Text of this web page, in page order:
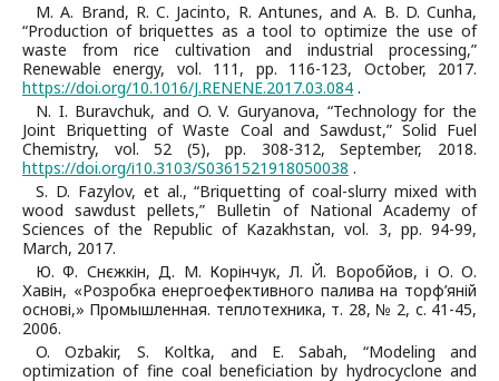
M. A. Brand, R. C. Jacinto, R. Antunes, and A. B. D. Cunha,
“Production of briquettes as a tool to optimize the use of
waste from rice cultivation and industrial processing,”
Renewable energy, vol. 111, pp. 116-123, October, 2017.
https://doi.org/10.1016/J.RENENE.2017.03.084 .
N. I. Buravchuk, and O. V. Guryanova, “Technology for the
Joint Briquetting of Waste Coal and Sawdust,” Solid Fuel
Chemistry, vol. 52 (5), pp. 308-312, September, 2018.
https://doi.org/і10.3103/S0361521918050038 .
S. D. Fazylov, et al., “Briquetting of coal-slurry mixed with
wood sawdust pellets,” Bulletin of National Academy of
Sciences of the Republic of Kazakhstan, vol. 3, pp. 94-99,
March, 2017.
Ю. Ф. Снєжкін, Д. М. Корінчук, Л. Й. Воробйов, і О. О.
Хавін, «Розробка енергоефективного палива на торф’яній
основі,» Промышленная. теплотехника, т. 28, № 2, с. 41-45,
2006.
O. Ozbakir, S. Koltka, and E. Sabah, “Modeling and
optimization of fine coal beneficiation by hydrocyclone and